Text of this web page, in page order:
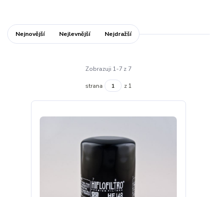
Nejnovější Nejlevnější Nejdražší
Zobrazuji 1-7 z 7
strana z 1